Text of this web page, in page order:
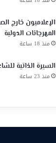
الإعلاميون خارج
المهرجانات الدولية
منذ 18 ساعة
السيرة الذاتية
منذ 23 ساعة